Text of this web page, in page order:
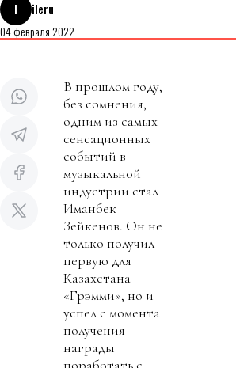
I
ileru
04 февраля 2022
В прошлом году,
без сомнения,
одним из самых
сенсационных
событий в
музыкальной
индустрии стал
Иманбек
Зейкенов. Он не
только получил
первую для
Казахстана
«Грэмми», но и
успел с момента
получения
награды